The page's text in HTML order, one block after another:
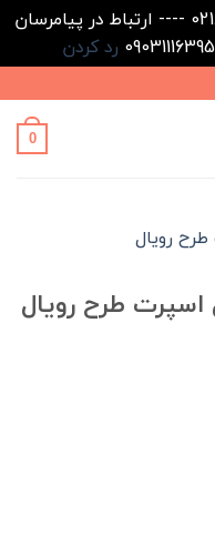
واحد ارتباط با مشتریان : 02182808933 ---- ارتباط در پیامرسان
رد کردن
0